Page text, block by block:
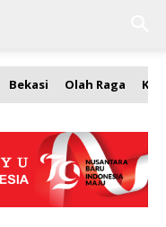
Bekasi Olah Raga